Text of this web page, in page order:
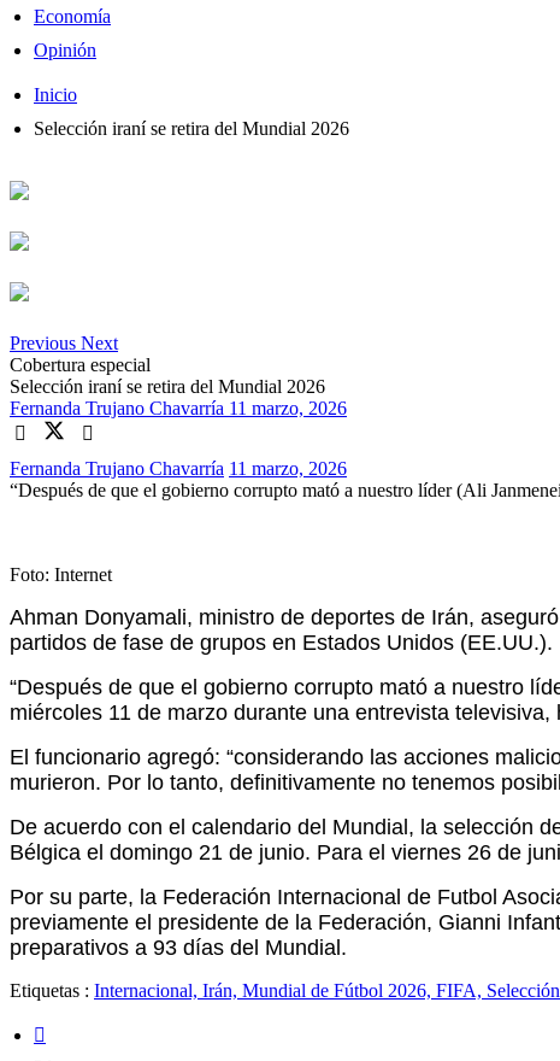
Economía
Opinión
Inicio
Selección iraní se retira del Mundial 2026
Previous Next
Cobertura especial
Selección iraní se retira del Mundial 2026
Fernanda Trujano Chavarría 11 marzo, 2026
Fernanda Trujano Chavarría 11 marzo, 2026
“Después de que el gobierno corrupto mató a nuestro líder (Ali
Foto: Internet
Ahman Donyamali, ministro de deportes de Irán,
partidos de fase de grupos en Estados Unidos (EE.UU.).
“Después de que el gobierno corrupto mató a nuestro
miércoles 11 de marzo durante una entrevista
El funcionario agregó: “considerando las acciones
murieron. Por lo tanto, definitivamente no tenemos
De acuerdo con el calendario del Mundial, la selección
Bélgica el domingo 21 de junio. Para el viernes 26 de
Por su parte, la Federación Internacional de Futbol
previamente el presidente de la Federación, Gianni
preparativos a 93 días del Mundial.
Etiquetas : Internacional, Irán, Mundial de Fútbol 2026, FIFA,